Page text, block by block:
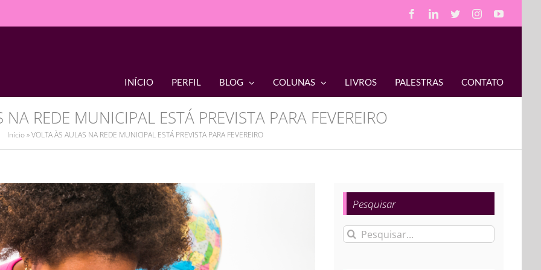
FacebookLinkedIn
TwitterInstagramYouTube
INÍCIO PERFIL BLOG COLUNAS LIVROS PALESTRAS CONTATO
REDE MUNICIPAL ESTÁ PREVISTA PARA FEVEREIRO
Início»VOLTA ÀS AULAS NA REDE MUNICIPAL ESTÁ PREVISTA PARA FEVEREIRO
Pesquisar
Buscar